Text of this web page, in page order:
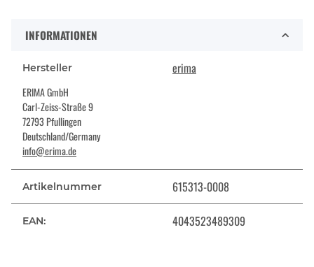
INFORMATIONEN
Hersteller erima
ERIMA GmbH
Carl-Zeiss-Straße 9
72793 Pfullingen
Deutschland/Germany
info@erima.de
Artikelnummer 615313-0008
EAN: 4043523489309